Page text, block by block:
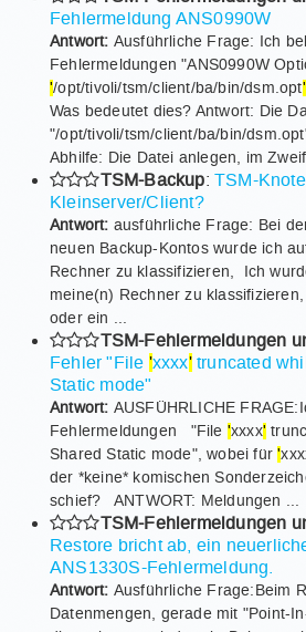
Fehlermeldung ANS0990W
Antwort: Ausführliche Frage: Ich
Fehlermeldungen "ANS0990W
'/opt/tivoli/tsm/client/ba/bin/dsm.opt'
Was bedeutet dies? Antwort: Die
"/opt/tivoli/tsm/client/ba/bin/
Abhilfe: Die Datei anlegen, im
TSM-Backup:TSM-
Kleinserver/Client?
Antwort: ausführliche Frage: Bei
neuen Backup-Kontos wurde ich
Rechner zu klassifizieren, Ich
meine(n) Rechner zu
oder ein ...
TSM-Fehlermeldungen
Fehler "File 'xxxx'truncated
Static mode"
Antwort: AUSFÜHRLICHE
Fehlermeldungen "File 'xxxx'
Shared Static mode", wobei für'
der *keine* komischen
schief? ANTWORT: Meldungen ...
TSM-Fehlermeldungen
Restore bricht ab, ein
ANS1330S-Fehlermeldung.
Antwort: Ausführliche Frage:Beim
Datenmengen, gerade mit "Point-